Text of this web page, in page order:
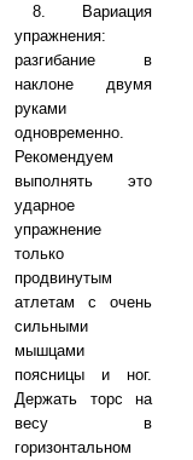
8. Вариация
упражнения:
разгибание в
наклоне двумя
руками
одновременно.
Рекомендуем
выполнять это
ударное
упражнение
только
продвинутым
атлетам с очень
сильными
мышцами
поясницы и ног.
Держать торс на
весу в
горизонтальном